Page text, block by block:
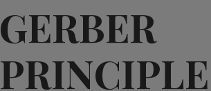
GERBER
PRINCIPLE